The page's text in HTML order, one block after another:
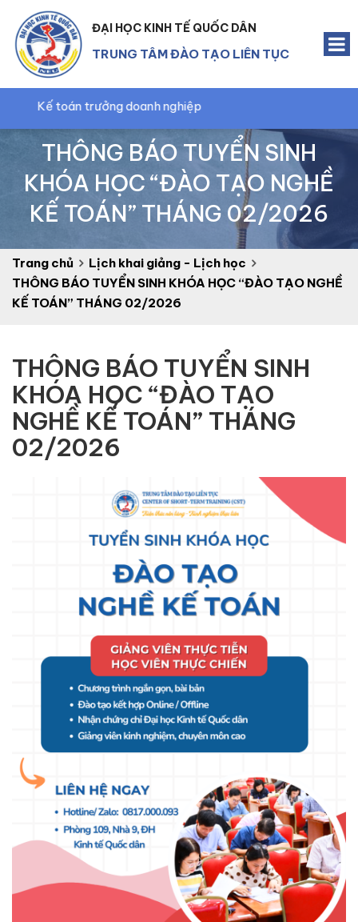
ĐẠI HỌC KINH TẾ QUỐC DÂN
TRUNG TÂM ĐÀO TẠO LIÊN TỤC
trưởng doanh nghiệp
THÔNG BÁO TUYỂN SINH
KHÓA HỌC “ĐÀO TẠO NGHỀ
KẾ TOÁN” THÁNG 02/2026
Trang chủ
Lịch khai giảng - Lịch học
THÔNG BÁO TUYỂN SINH KHÓA HỌC “ĐÀO TẠO NGHỀ
KẾ TOÁN” THÁNG 02/2026
THÔNG BÁO TUYỂN SINH
KHÓA HỌC “ĐÀO TẠO
NGHỀ KẾ TOÁN” THÁNG
02/2026